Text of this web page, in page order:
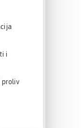
i
proliv